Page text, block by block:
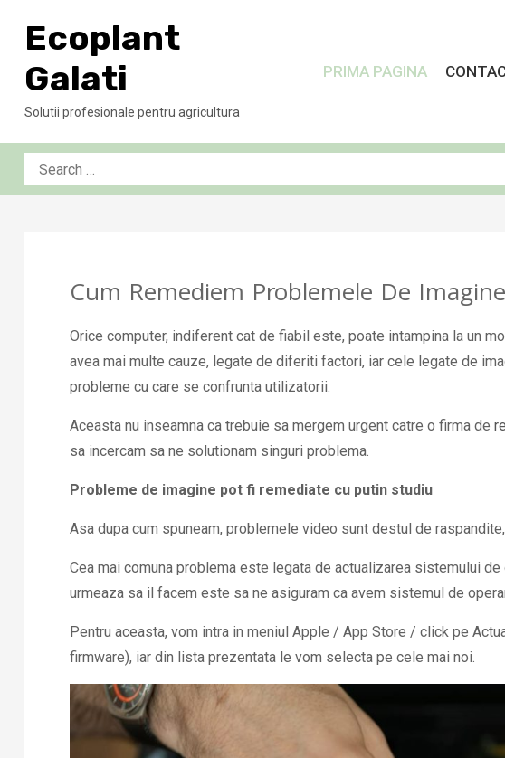
Ecoplant
Galati
Solutii profesionale pentru agricultura
PRIMA PAGINA
Search
for:
Cum Remediem Problemele De
Orice computer, indiferent cat de fiabil este, poate intampina la un
avea mai multe cauze, legate de diferiti factori, iar cele legate de
probleme cu care se confrunta utilizatorii.
Aceasta nu inseamna ca trebuie sa mergem urgent catre o firma de
sa incercam sa ne solutionam singuri problema.
Probleme de imagine pot fi remediate cu putin studiu
Asa dupa cum spuneam, problemele video sunt destul de
Cea mai comuna problema este legata de actualizarea sistemului de
urmeaza sa il facem este sa ne asiguram ca avem sistemul de
Pentru aceasta, vom intra in meniul Apple / App Store / click pe
firmware), iar din lista prezentata le vom selecta pe cele mai noi.